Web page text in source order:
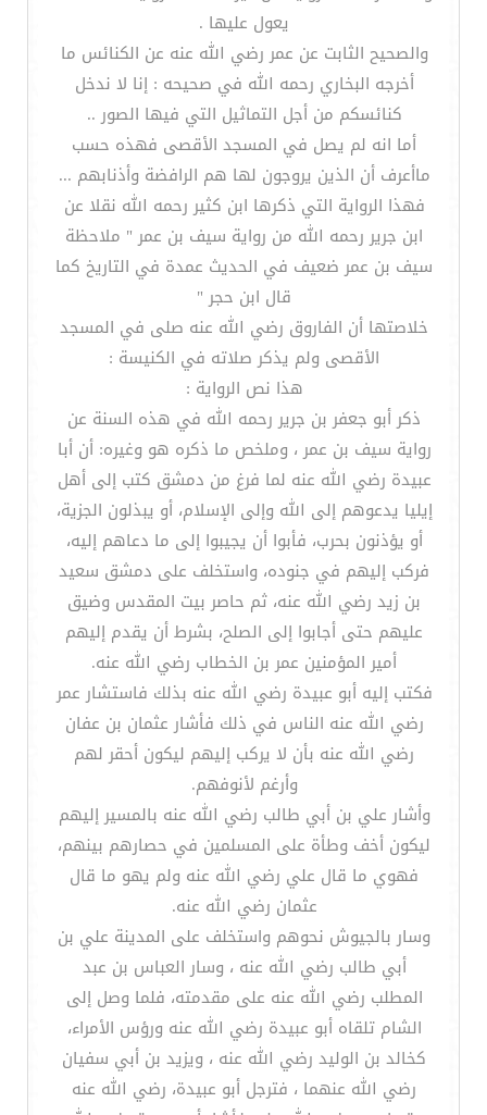
يعول عليها .
والصحيح الثابت عن عمر رضي الله عنه عن الكنائس ما
أخرجه البخاري رحمه الله في صحيحه : إنا لا ندخل
كنائسكم من أجل التماثيل التي فيها الصور ..
أما انه لم يصل في المسجد الأقصى فهذه حسب
ماأعرف أن الذين يروجون لها هم الرافضة وأذنابهم ...
فهذا الرواية التي ذكرها ابن كثير رحمه الله نقلا عن
ابن جرير رحمه الله من رواية سيف بن عمر " ملاحظة
سيف بن عمر ضعيف في الحديث عمدة في التاريخ كما
قال ابن حجر "
خلاصتها أن الفاروق رضي الله عنه صلى في المسجد
الأقصى ولم يذكر صلاته في الكنيسة :
هذا نص الرواية :
ذكر أبو جعفر بن جرير رحمه الله في هذه السنة عن
رواية سيف بن عمر ، وملخص ما ذكره هو وغيره: أن أبا
عبيدة رضي الله عنه لما فرغ من دمشق كتب إلى أهل
إيليا يدعوهم إلى الله وإلى الإسلام، أو يبذلون الجزية،
أو يؤذنون بحرب، فأبوا أن يجيبوا إلى ما دعاهم إليه،
فركب إليهم في جنوده، واستخلف على دمشق سعيد
بن زيد رضي الله عنه، ثم حاصر بيت المقدس وضيق
عليهم حتى أجابوا إلى الصلح، بشرط أن يقدم إليهم
أمير المؤمنين عمر بن الخطاب رضي الله عنه.
فكتب إليه أبو عبيدة رضي الله عنه بذلك فاستشار عمر
رضي الله عنه الناس في ذلك فأشار عثمان بن عفان
رضي الله عنه بأن لا يركب إليهم ليكون أحقر لهم
وأرغم لأنوفهم.
وأشار علي بن أبي طالب رضي الله عنه بالمسير إليهم
ليكون أخف وطأة على المسلمين في حصارهم بينهم،
فهوي ما قال علي رضي الله عنه ولم يهو ما قال
عثمان رضي الله عنه.
وسار بالجيوش نحوهم واستخلف على المدينة علي بن
أبي طالب رضي الله عنه ، وسار العباس بن عبد
المطلب رضي الله عنه على مقدمته، فلما وصل إلى
الشام تلقاه أبو عبيدة رضي الله عنه ورؤس الأمراء،
كخالد بن الوليد رضي الله عنه ، ويزيد بن أبي سفيان
رضي الله عنهما ، فترجل أبو عبيدة، رضي الله عنه